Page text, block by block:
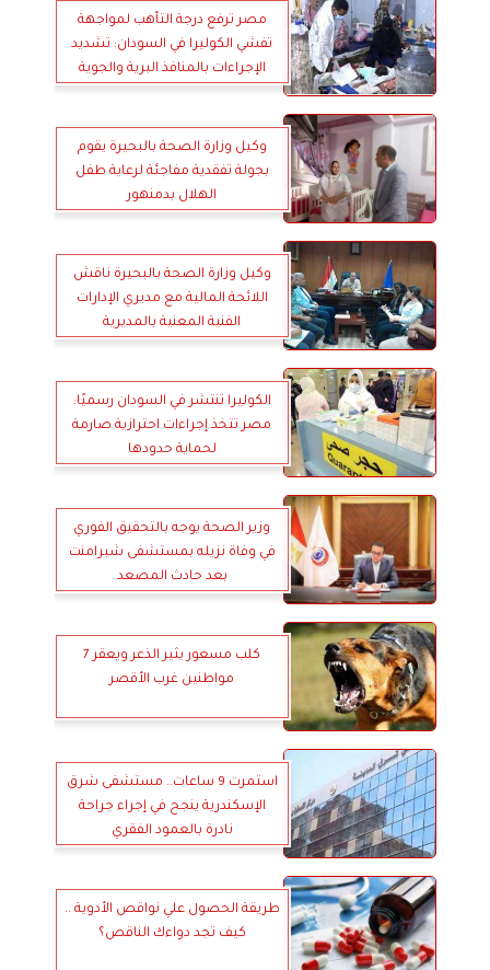
مصر ترفع درجة التأهب لمواجهة
تفشي الكوليرا في السودان: تشديد
الإجراءات بالمنافذ البرية والجوية
وكيل وزارة الصحة بالبحيرة يقوم
بجولة تفقدية مفاجئة لرعاية طفل
الهلال بدمنهور
وكيل وزارة الصحة بالبحيرة ناقش
اللائحة المالية مع مديري الإدارات
الفنية المعنية بالمديرية
الكوليرا تنتشر في السودان رسميًا:
مصر تتخذ إجراءات احترازية صارمة
لحماية حدودها
وزير الصحة يوجه بالتحقيق الفوري
في وفاة نزيله بمستشفى شبرامنت
بعد حادث المصعد
كلب مسعور يثير الذعر ويعقر 7
مواطنين غرب الأقصر
استمرت 9 ساعات.. مستشفى شرق
الإسكندرية ينجح في إجراء جراحة
نادرة بالعمود الفقري
طريقة الحصول علي نواقص الأدوية ..
كيف تجد دواءك الناقص؟